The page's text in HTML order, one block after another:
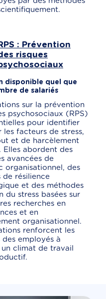
: Prévention
risques
disponible quel que
de salariés
sur la prévention
psychosociaux (RPS)
pour identifier
les facteurs de stress,
et de harcèlement
Elles abordent des
avancées de
organisationnel, des
de résilience
et des méthodes
du stress basées sur
recherches en
et en
organisationnel.
renforcent les
employés à
climat de travail